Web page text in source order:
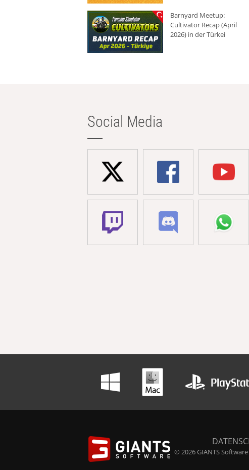
Barnyard Meetup:
Cultivator Recap (April
2026) in der Türkei
Social Media
© 2026 GIANTS